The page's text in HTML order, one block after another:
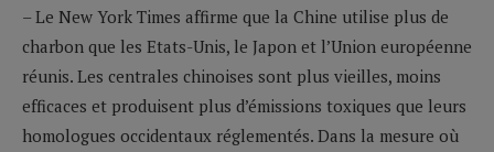
– Le New York Times affirme que la Chine utilise plus de
charbon que les Etats-Unis, le Japon et l’Union européenne
réunis. Les centrales chinoises sont plus vieilles, moins
efficaces et produisent plus d’émissions toxiques que leurs
homologues occidentaux réglementés. Dans la mesure où